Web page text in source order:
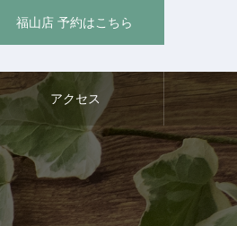
福山店 予約はこちら
アクセス